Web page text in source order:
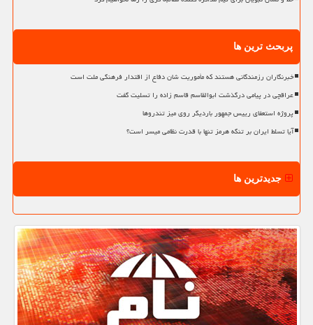
پربحث ترین ها
خبرنگاران رزمندگانی هستند که مأموریت شان دفاع از اقتدار فرهنگی ملت است
عراقچی در پیامی درگذشت ابوالقاسم قاسم زاده را تسلیت گفت
پروژه استعفای رییس جمهور باردیگر روی میز تندروها
آیا تسلط ایران بر تنگه هرمز تنها با قدرت نظامی میسر است؟
جدیدترین ها